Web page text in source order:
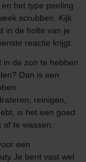
het type peeling
scrubben. Kijk
in de holte van je
reactie krijgt.
in de zon te hebben
Dan is een
reinigen,
is het een goed
te wassen.
een
Je bent vast wel